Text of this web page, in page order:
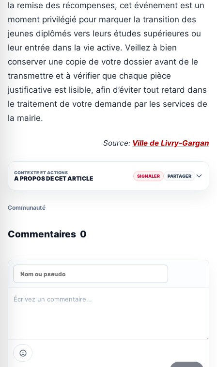
la remise des récompenses, cet événement est un
moment privilégié pour marquer la transition des
jeunes diplômés vers leurs études supérieures ou
leur entrée dans la vie active. Veillez à bien
conserver une copie de votre dossier avant de le
transmettre et à vérifier que chaque pièce
justificative est lisible, afin d’éviter tout retard dans
le traitement de votre demande par les services de
la mairie.
Source: Ville de Livry-Gargan
CONTEXTE ET ACTIONS
A PROPOS DE CET ARTICLE SIGNALER PARTAGER
Communauté
Commentaires 0